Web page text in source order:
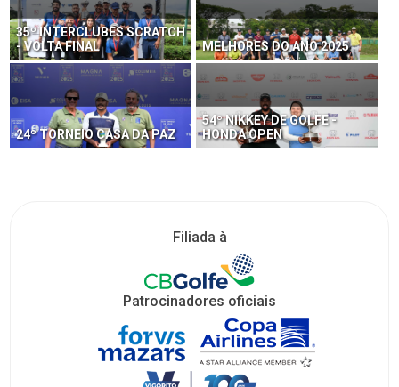
35º INTERCLUBES SCRATCH
- VOLTA FINAL
MELHORES DO ANO 2025
24º TORNEIO CASA DA PAZ
54º NIKKEY DE GOLFE -
HONDA OPEN
Filiada à
Patrocinadores oficiais